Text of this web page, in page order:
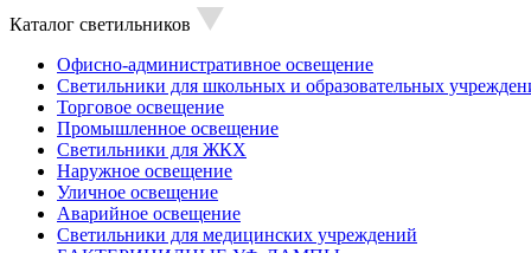
Каталог светильников
Офисно-административное освещение
Светильники для школьных и образовательных
Торговое освещение
Промышленное освещение
Светильники для ЖКХ
Наружное освещение
Уличное освещение
Аварийное освещение
Светильники для медицинских учреждений